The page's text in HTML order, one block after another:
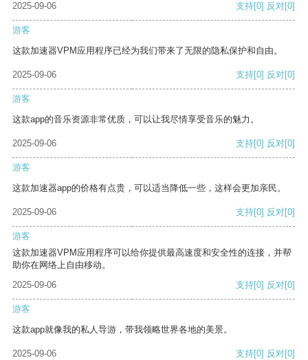
2025-09-06
支持[0] 反对[0]
游客
这款加速器VPM应用程序已经为我们带来了无限的隐私保护和自由。
2025-09-06 支持[0] 反对[0]
游客
这款app的音乐资源非常优质，可以让我尽情享受音乐的魅力。
2025-09-06 支持[0] 反对[0]
游客
这款加速器app的价格有点贵，可以适当降低一些，这样会更加亲民。
2025-09-06 支持[0] 反对[0]
游客
这款加速器VPM应用程序可以给你提供最高速度和安全性的连接，并帮
助你在网络上自由移动。
2025-09-06
支持[0] 反对[0]
游客
这款app就像我的私人导游，带我领略世界各地的美景。
2025-09-06 支持[0] 反对[0]